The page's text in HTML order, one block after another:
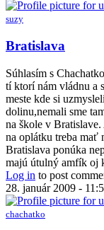
suzy
Bratislava
Súhlasím s
tí ktorí nám vládnu a
meste kde si
dolinu,nemali sme
na škole v
na oplátku treba mať
Bratislava ponúka
majú útulný amfík oj
Log in to post
28. január 2009 -
chachatko